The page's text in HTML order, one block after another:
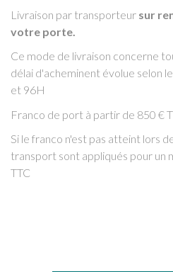
Livraison par transporteur sur
votre porte.
Ce mode de livraison concerne
délai d'acheminent évolue selon
et 96H
Franco de port à partir de 850 €
Si le franco n'est pas atteint lors
transport sont appliqués pour un
TTC